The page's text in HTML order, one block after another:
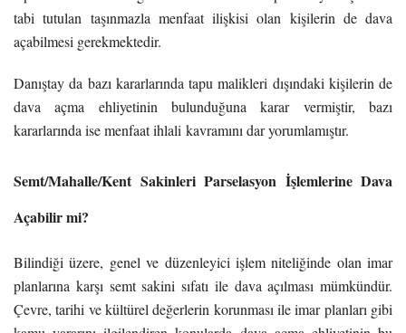
tabi tutulan taşınmazla menfaat ilişkisi olan kişilerin de dava
açabilmesi gerekmektedir.
Danıştay da bazı kararlarında tapu malikleri dışındaki kişilerin de
dava açma ehliyetinin bulunduğuna karar vermiştir, bazı
kararlarında ise menfaat ihlali kavramını dar yorumlamıştır.
Semt/Mahalle/Kent Sakinleri Parselasyon İşlemlerine Dava
Açabilir mi?
Bilindiği üzere, genel ve düzenleyici işlem niteliğinde olan imar
planlarına karşı semt sakini sıfatı ile dava açılması mümkündür.
Çevre, tarihi ve kültürel değerlerin korunması ile imar planları gibi